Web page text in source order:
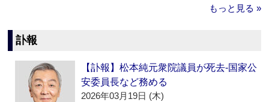
もっと見る »
訃報
【訃報】松本純元衆院議員が死去‐国家公
安委員長など務める
2026年03月19日 (木)